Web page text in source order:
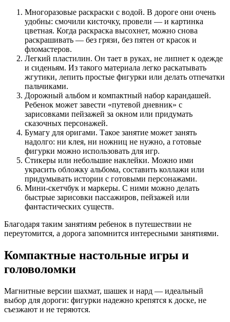
Многоразовые раскраски с водой. В дороге они очень
удобны: смочили кисточку, провели — и картинка
цветная. Когда раскраска высохнет, можно снова
раскрашивать — без грязи, без пятен от красок и
фломастеров.
Легкий пластилин. Он тает в руках, не липнет к одежде
и сиденьям. Из такого материала легко раскатывать
жгутики, лепить простые фигурки или делать отпечатки
пальчиками.
Дорожный альбом и компактный набор карандашей.
Ребенок может завести «путевой дневник» с
зарисовками пейзажей за окном или придумать
сказочных персонажей.
Бумагу для оригами. Такое занятие может занять
надолго: ни клея, ни ножниц не нужно, а готовые
фигурки можно использовать для игр.
Стикеры или небольшие наклейки. Можно ими
украсить обложку альбома, составить коллажи или
придумывать истории с готовыми персонажами.
Мини-скетчбук и маркеры. С ними можно делать
быстрые зарисовки пассажиров, пейзажей или
фантастических существ.
Благодаря таким занятиям ребенок в путешествии не
переутомится, а дорога запомнится интересными занятиями.
Компактные настольные игры и
головоломки
Магнитные версии шахмат, шашек и нард — идеальный
выбор для дороги: фигурки надежно крепятся к доске, не
съезжают и не теряются.